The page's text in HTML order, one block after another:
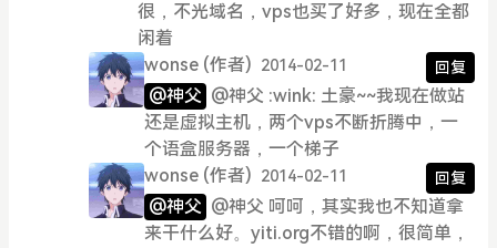
很，不光域名，vps也买了好多，现在全都
闲着
wonse (作者) 2014-02-11 回复
@神父 @神父 :wink: 土豪~~我现在做站
还是虚拟主机，两个vps不断折腾中，一
个语盒服务器，一个梯子
wonse (作者) 2014-02-11 回复
@神父 @神父 呵呵，其实我也不知道拿
来干什么好。yiti.org不错的啊，很简单，